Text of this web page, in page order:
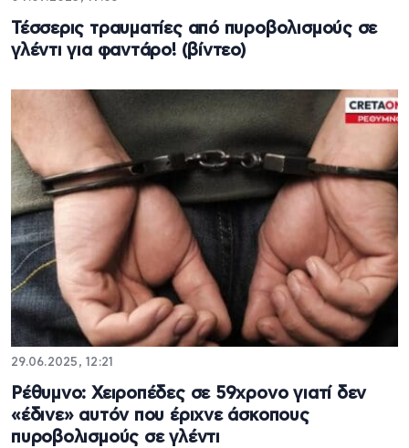
Τέσσερις τραυματίες από πυροβολισμούς σε
γλέντι για φαντάρο! (βίντεο)
29.06.2025, 12:21
Ρέθυμνο: Χειροπέδες σε 59χρονο γιατί δεν
«έδινε» αυτόν που έριχνε άσκοπους
πυροβολισμούς σε γλέντι